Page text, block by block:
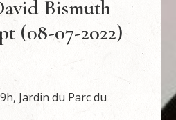
Bismuth
(08-07-2022)
Jardin du Parc du